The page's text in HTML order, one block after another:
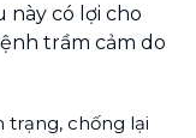
này có lợi cho
trầm cảm do